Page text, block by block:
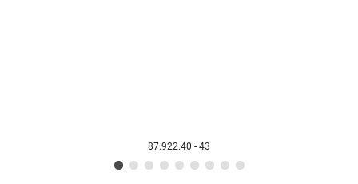
87.922.40 - 43